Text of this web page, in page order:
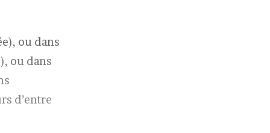
ou dans
ou dans
d’entre